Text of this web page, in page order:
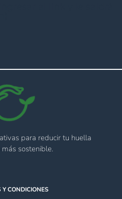
para reducir tu huella
sostenible.
Y CONDICIONES